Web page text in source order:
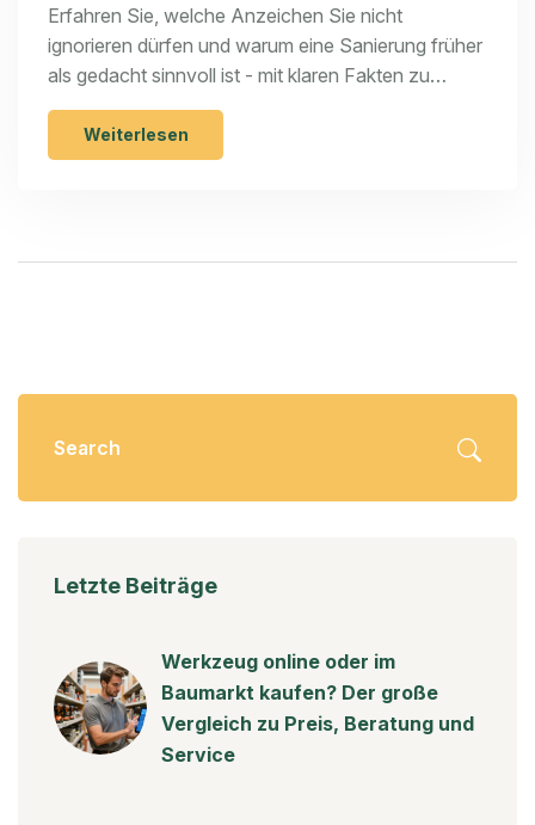
Erfahren Sie, welche Anzeichen Sie nicht
ignorieren dürfen und warum eine Sanierung früher
als gedacht sinnvoll ist - mit klaren Fakten zu
Kosten, Lebensdauer und Energieeinsparung.
Weiterlesen
Letzte Beiträge
Werkzeug online oder im
Baumarkt kaufen? Der große
Vergleich zu Preis, Beratung und
Service